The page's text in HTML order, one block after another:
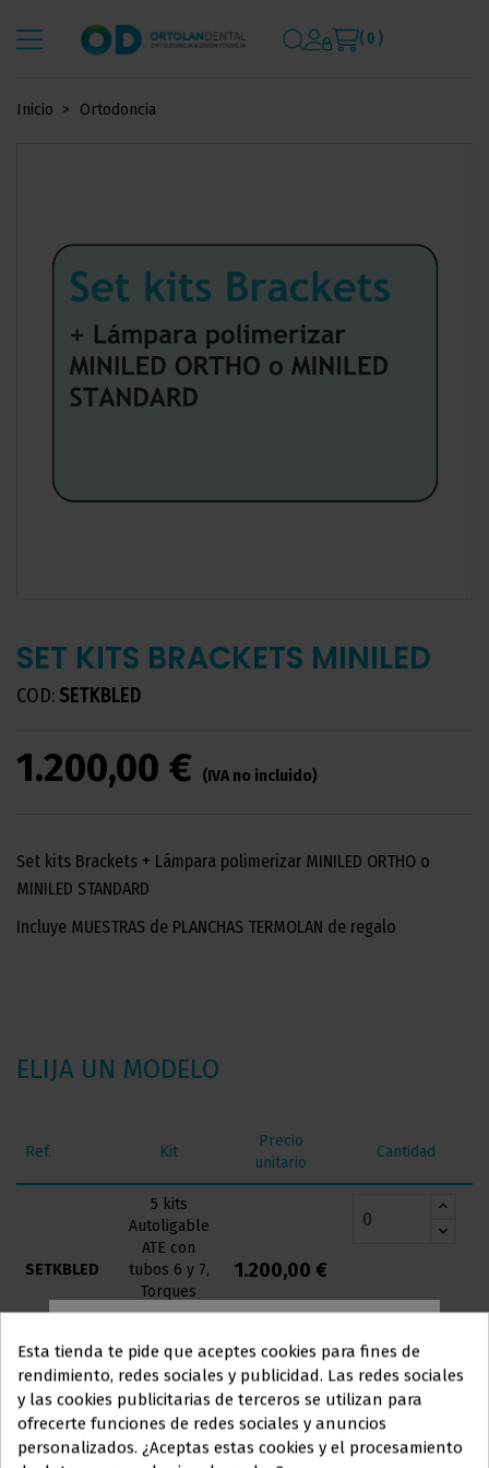
Este sitio web está dirigidoen
exclusivaa
( 0 )
Inicio Ortodoncia
SET KITS BRACKETS MINILED
COD: SETKBLED
1.200,00 € (IVA no incluido)
Set kits Brackets + Lámpara polimerizar MINILED ORTHO o
MINILED STANDARD
Incluye MUESTRAS de PLANCHAS TERMOLAN de regalo
ELIJA UN MODELO
Ref. Kit
Precio
unitario
Cantidad
SETKBLED
5 kits
Autoligable
ATE con
tubos 6 y 7,
Torques
Alto, Bajo,
1.200,00 €
SETKBLED
5 Estético
Autoligable
Dolphin MBT
022
1.300,00 €
Esta tienda te pide que aceptes cookies para fines de
rendimiento, redes sociales y publicidad. Las redes sociales
y las cookies publicitarias de terceros se utilizan para
ofrecerte funciones de redes sociales y anuncios
personalizados. ¿Aceptas estas cookies y el procesamiento